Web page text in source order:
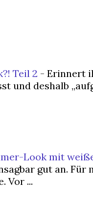
Teil 2 - Erinnert
und deshalb
Look mit
gut an. Für
Vor ...